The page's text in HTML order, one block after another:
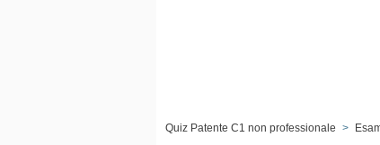
Quiz Patente C1 non professionale >